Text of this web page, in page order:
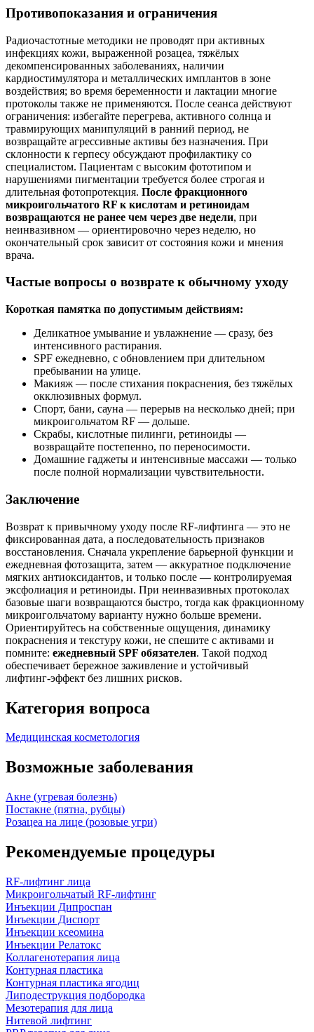
Противопоказания и ограничения
Радиочастотные методики не проводят при активных
инфекциях кожи, выраженной розацеа, тяжёлых
декомпенсированных заболеваниях, наличии
кардиостимулятора и металлических имплантов в зоне
воздействия; во время беременности и лактации многие
протоколы также не применяются. После сеанса действуют
ограничения: избегайте перегрева, активного солнца и
травмирующих манипуляций в ранний период, не
возвращайте агрессивные активы без назначения. При
склонности к герпесу обсуждают профилактику со
специалистом. Пациентам с высоким фототипом и
нарушениями пигментации требуется более строгая и
длительная фотопротекция. После фракционного
микроигольчатого RF к кислотам и ретиноидам
возвращаются не ранее чем через две недели, при
неинвазивном — ориентировочно через неделю, но
окончательный срок зависит от состояния кожи и мнения
врача.
Частые вопросы о возврате к обычному уходу
Короткая памятка по допустимым действиям:
Деликатное умывание и увлажнение — сразу, без
интенсивного растирания.
SPF ежедневно, с обновлением при длительном
пребывании на улице.
Макияж — после стихания покраснения, без тяжёлых
окклюзивных формул.
Спорт, бани, сауна — перерыв на несколько дней; при
микроигольчатом RF — дольше.
Скрабы, кислотные пилинги, ретиноиды —
возвращайте постепенно, по переносимости.
Домашние гаджеты и интенсивные массажи — только
после полной нормализации чувствительности.
Заключение
Возврат к привычному уходу после RF‑лифтинга — это не
фиксированная дата, а последовательность признаков
восстановления. Сначала укрепление барьерной функции и
ежедневная фотозащита, затем — аккуратное подключение
мягких антиоксидантов, и только после — контролируемая
эксфолиация и ретиноиды. При неинвазивных протоколах
базовые шаги возвращаются быстро, тогда как фракционному
микроигольчатому варианту нужно больше времени.
Ориентируйтесь на собственные ощущения, динамику
покраснения и текстуру кожи, не спешите с активами и
помните: ежедневный SPF обязателен. Такой подход
обеспечивает бережное заживление и устойчивый
лифтинг‑эффект без лишних рисков.
Категория вопроса
Медицинская косметология
Возможные заболевания
Акне (угревая болезнь)
Постакне (пятна, рубцы)
Розацеа на лице (розовые угри)
Рекомендуемые процедуры
RF-лифтинг лица
Микроигольчатый RF-лифтинг
Инъекции Дипроспан
Инъекции Диспорт
Инъекции ксеомина
Инъекции Релатокс
Коллагенотерапия лица
Контурная пластика
Контурная пластика ягодиц
Липодеструкция подбородка
Мезотерапия для лица
Нитевой лифтинг